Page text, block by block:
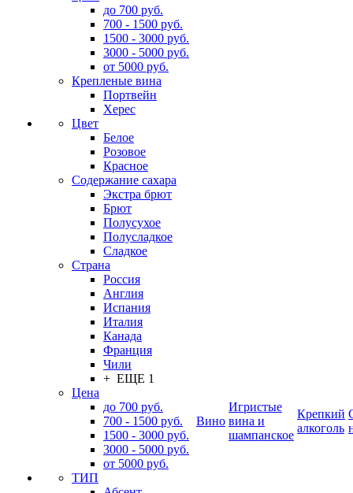
до 700 руб.
700 - 1500 руб.
1500 - 3000 руб.
3000 - 5000 руб.
от 5000 руб.
Крепленые вина
Портвейн
Херес
Цвет
Белое
Розовое
Красное
Содержание сахара
Экстра брют
Брют
Полусухое
Полусладкое
Сладкое
Страна
Россия
Англия
Испания
Италия
Канада
Франция
Чили
+ ЕЩЕ 1
Цена
до 700 руб.
700 - 1500 руб.
1500 - 3000 руб.
3000 - 5000 руб.
от 5000 руб.
ТИП
Вино
Игристые
вина и
шампанское
Крепкий
алкоголь